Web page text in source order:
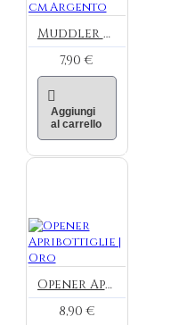
Muddler Bar Spoon | 28 cm Argento
7,90 €
Aggiungi
al carrello
Opener Apribottiglie | Oro
8,90 €